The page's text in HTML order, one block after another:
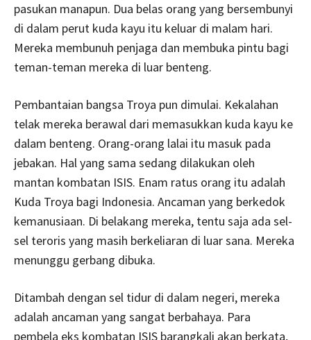
pasukan manapun. Dua belas orang yang bersembunyi
di dalam perut kuda kayu itu keluar di malam hari.
Mereka membunuh penjaga dan membuka pintu bagi
teman-teman mereka di luar benteng.
Pembantaian bangsa Troya pun dimulai. Kekalahan
telak mereka berawal dari memasukkan kuda kayu ke
dalam benteng. Orang-orang lalai itu masuk pada
jebakan. Hal yang sama sedang dilakukan oleh
mantan kombatan ISIS. Enam ratus orang itu adalah
Kuda Troya bagi Indonesia. Ancaman yang berkedok
kemanusiaan. Di belakang mereka, tentu saja ada sel-
sel teroris yang masih berkeliaran di luar sana. Mereka
menunggu gerbang dibuka.
Ditambah dengan sel tidur di dalam negeri, mereka
adalah ancaman yang sangat berbahaya. Para
pembela eks kombatan ISIS barangkali akan berkata,